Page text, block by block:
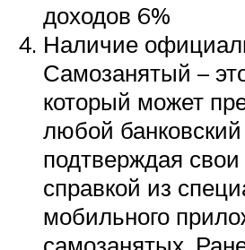
доходов 6%
Наличие
Самозанятый –
который может
любой банковский
подтверждая
справкой из
мобильного